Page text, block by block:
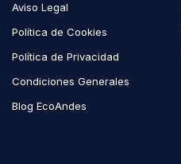
Aviso Legal
Política de Cookies
Política de Privacidad
Condiciones Generales
Blog EcoAndes